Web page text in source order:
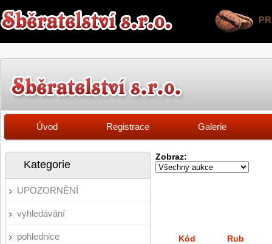
Úvod Registrace Galerie
Kategorie
UPOZORNĚNÍ
vyhledávání
pohlednice
Zobraz:
Kód Rub